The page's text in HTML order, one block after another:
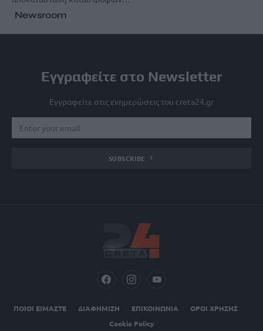
Newsroom
Εγγραφείτε στο Newsletter
Εγγραφείτε στις ενημερώσεις του creta24.gr
SUBSCRIBE
ΠΟΙΟΙ ΕΙΜΑΣΤΕ ΔΙΑΦΗΜΙΣΗ ΕΠΙΚΟΙΝΩΝΙΑ
ΟΡΟΙ ΧΡΗΣΗΣ
Cookie Policy